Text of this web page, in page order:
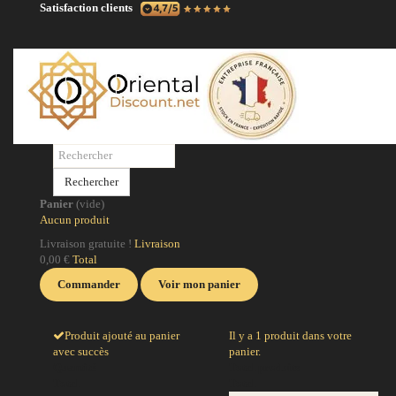
Satisfaction clients
Rechercher
Panier (vide)
Aucun produit
Livraison gratuite ! Livraison
0,00 € Total
Commander
Voir mon panier
Produit ajouté au panier
avec succès
Il y a 1 produit dans votre
panier.